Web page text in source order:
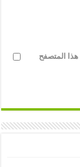
هذا المتصفح